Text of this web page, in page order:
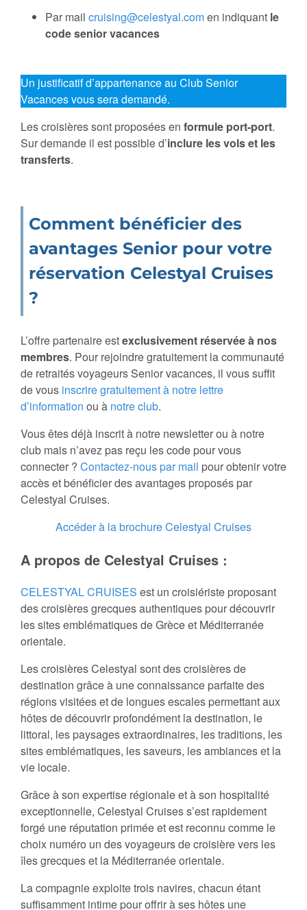
Par mail cruising@celestyal.comen indiquant le
code senior vacances
Un justificatif d’appartenance au Club Senior
Vacances vous sera demandé.
Les croisières sont proposées en formule port-port.
Sur demande il est possible d’inclure les vols et les
transferts.
Comment bénéficier des
avantages Senior pour votre
réservation Celestyal Cruises
?
L’offre partenaire estexclusivement réservée à nos
membres. Pour rejoindre gratuitement la communauté
de retraités voyageurs Senior vacances, il vous suffit
de vous inscrire gratuitement à notre lettre
d’information ou à notre club.
Vous êtes déjà inscrit à notre newsletter ou à notre
club mais n’avez pas reçu les code pour vous
connecter ? Contactez-nous par mail pour obtenir votre
accès et bénéficier des avantages proposés par
Celestyal Cruises.
Accéder à la brochure Celestyal Cruises
A propos de Celestyal Cruises :
CELESTYAL CRUISES est un croisiériste proposant
des croisières grecques authentiques pour découvrir
les sites emblématiques de Grèce et Méditerranée
orientale.
Les croisières Celestyal sont des croisières de
destination grâce à une connaissance parfaite des
régions visitées et de longues escales permettant aux
hôtes de découvrir profondément la destination, le
littoral, les paysages extraordinaires, les traditions, les
sites emblématiques, les saveurs, les ambiances et la
vie locale.
Grâce à son expertise régionale et à son hospitalité
exceptionnelle, Celestyal Cruises s’est rapidement
forgé une réputation primée et est reconnu comme le
choix numéro un des voyageurs de croisière vers les
îles grecques et la Méditerranée orientale.
La compagnie exploite trois navires, chacun étant
suffisamment intime pour offrir à ses hôtes une